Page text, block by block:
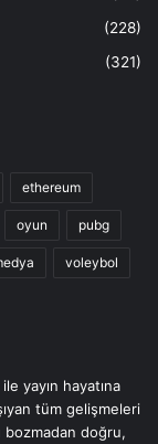
(228)
(321)
ethereum
oyun pubg
voleybol
yayın hayatına
tüm gelişmeleri
bozmadan doğru,